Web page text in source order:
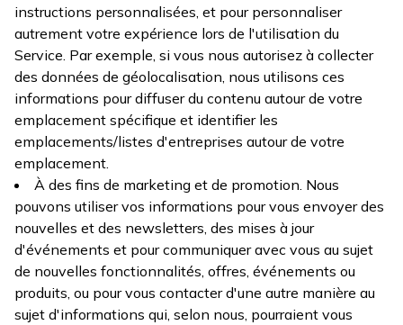
instructions personnalisées, et pour personnaliser
autrement votre expérience lors de l'utilisation du
Service. Par exemple, si vous nous autorisez à collecter
des données de géolocalisation, nous utilisons ces
informations pour diffuser du contenu autour de votre
emplacement spécifique et identifier les
emplacements/listes d'entreprises autour de votre
emplacement.
À des fins de marketing et de promotion. Nous
pouvons utiliser vos informations pour vous envoyer des
nouvelles et des newsletters, des mises à jour
d'événements et pour communiquer avec vous au sujet
de nouvelles fonctionnalités, offres, événements ou
produits, ou pour vous contacter d'une autre manière au
sujet d'informations qui, selon nous, pourraient vous